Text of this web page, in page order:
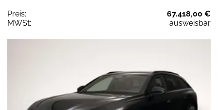
Preis:
67.418,00 €
MWSt:
ausweisbar